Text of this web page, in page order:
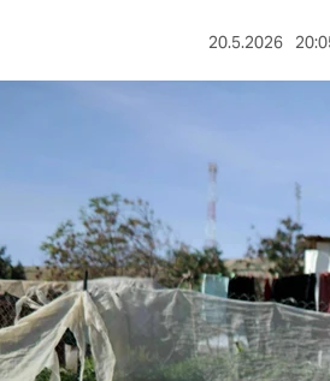
wahrheit
verlag
verlag
veranstaltungen
20.5.2026